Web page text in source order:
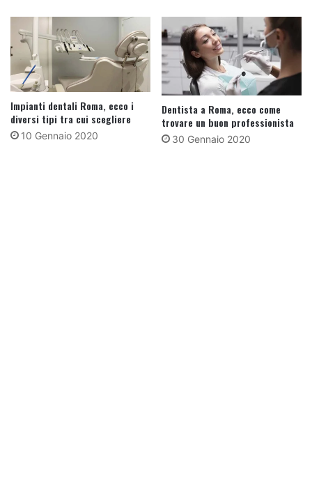
Impianti dentali Roma, ecco i
diversi tipi tra cui scegliere
10 Gennaio 2020
Dentista a Roma, ecco come
trovare un buon professionista
30 Gennaio 2020